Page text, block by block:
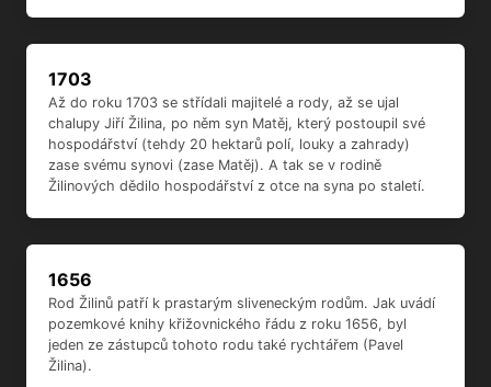
1703
Až do roku 1703 se střídali majitelé a rody, až se ujal
chalupy Jiří Žilina, po něm syn Matěj, který postoupil své
hospodářství (tehdy 20 hektarů polí, louky a zahrady)
zase svému synovi (zase Matěj). A tak se v rodině
Žilinových dědilo hospodářství z otce na syna po staletí.
1656
Rod Žilinů patří k prastarým sliveneckým rodům. Jak uvádí
pozemkové knihy křižovnického řádu z roku 1656, byl
jeden ze zástupců tohoto rodu také rychtářem (Pavel
Žilina).